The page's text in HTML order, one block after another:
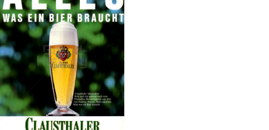
Konzerne
Epoche
Clausthaler
Radeberger Gruppe
KG
1988